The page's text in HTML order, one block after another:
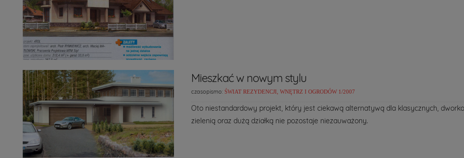
Mieszkać w nowym stylu
czasopismo: ŚWIAT REZYDENCJI, WNĘTRZ I OGRODÓW 1/2007
Oto niestandardowy projekt, który jest ciekawą alternatywą dla klasycznych,
zielenią oraz dużą działką nie pozostaje niezauważony.